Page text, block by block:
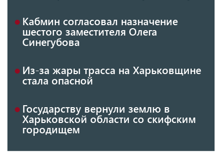
Кабмин согласовал назначение
шестого заместителя Олега
Синегубова
Из-за жары трасса на Харьковщине
стала опасной
Государству вернули землю в
Харьковской области со скифским
городищем